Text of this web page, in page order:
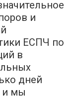
и
ЕСПЧ по
в
дней
и мы